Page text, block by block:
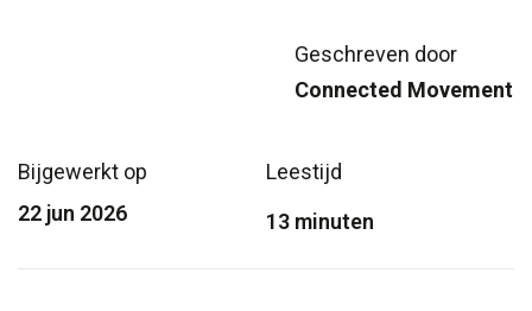
Geschreven door
Connected Movement
Bijgewerkt op
22 jun 2026
Leestijd
13 minuten